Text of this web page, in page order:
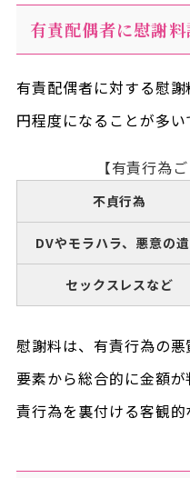
有責配偶者に慰謝
有責配偶者に対する慰
円程度になることが多い
【有責行為
不貞行為
DVやモラハラ、悪意の
セックスレスなど
慰謝料は、有責行為の
要素から総合的に金額
責行為を裏付ける客観的